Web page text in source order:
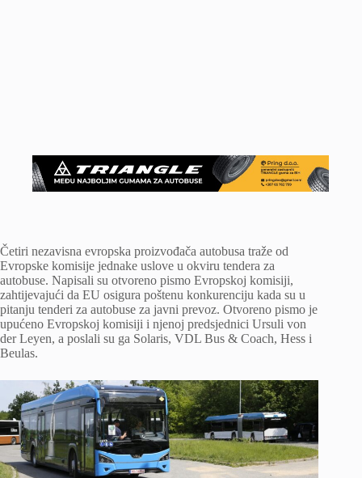
Četiri nezavisna evropska proizvođača autobusa traže od
Evropske komisije jednake uslove u okviru tendera za
autobuse. Napisali su otvoreno pismo Evropskoj komisiji,
zahtijevajući da EU osigura poštenu konkurenciju kada su u
pitanju tenderi za autobuse za javni prevoz. Otvoreno pismo je
upućeno Evropskoj komisiji i njenoj predsjednici Ursuli von
der Leyen, a poslali su ga Solaris, VDL Bus & Coach, Hess i
Beulas.